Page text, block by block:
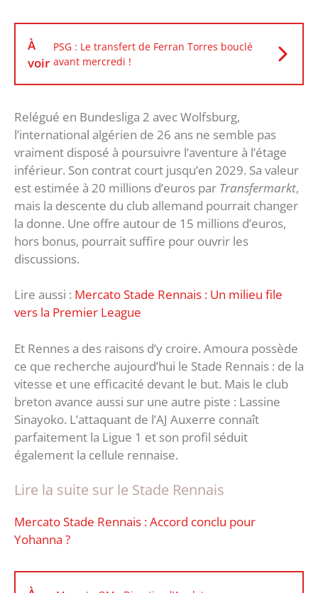
À
voir
PSG : Le transfert de Ferran Torres bouclé
avant mercredi !
Relégué en Bundesliga 2 avec Wolfsburg,
l’international algérien de 26 ans ne semble pas
vraiment disposé à poursuivre l’aventure à l’étage
inférieur. Son contrat court jusqu’en 2029. Sa valeur
est estimée à 20 millions d’euros par Transfermarkt,
mais la descente du club allemand pourrait changer
la donne. Une offre autour de 15 millions d’euros,
hors bonus, pourrait suffire pour ouvrir les
discussions.
Lire aussi : Mercato Stade Rennais : Un milieu file
vers la Premier League
Et Rennes a des raisons d’y croire. Amoura possède
ce que recherche aujourd’hui le Stade Rennais : de la
vitesse et une efficacité devant le but. Mais le club
breton avance aussi sur une autre piste : Lassine
Sinayoko. L’attaquant de l’AJ Auxerre connaît
parfaitement la Ligue 1 et son profil séduit
également la cellule rennaise.
Lire la suite sur le Stade Rennais
Mercato Stade Rennais : Accord conclu pour
Yohanna ?